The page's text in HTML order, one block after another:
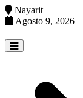
Nayarit
Agosto 9, 2026
to
content